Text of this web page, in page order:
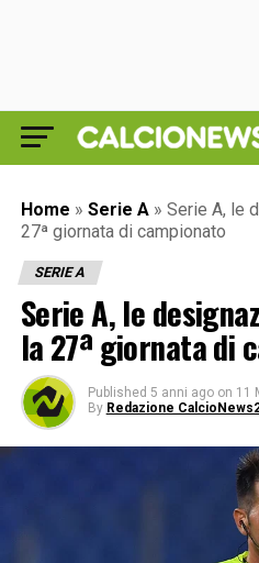
Home » Serie A » Serie A, le
27ª giornata di campionato
SERIE A
Serie A, le
la 27ª giornata di
Published 5 anni ago on 11
By Redazione